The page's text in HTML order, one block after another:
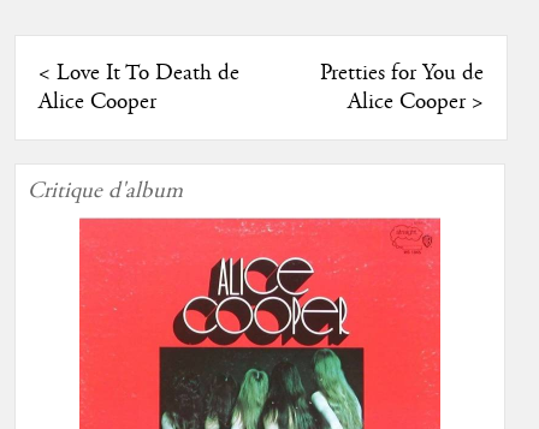
< Love It To Death de
Alice Cooper
Pretties for You de
Alice Cooper>
Critique d'album